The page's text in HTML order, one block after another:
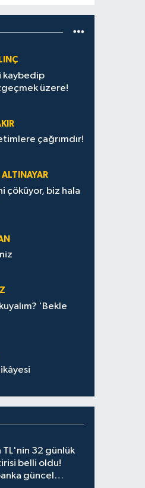
kaybedip
üzere!
çağrımdır!
çöküyor, biz hala
'Bekle
TL'nin 32 günlük
belli oldu!
güncel